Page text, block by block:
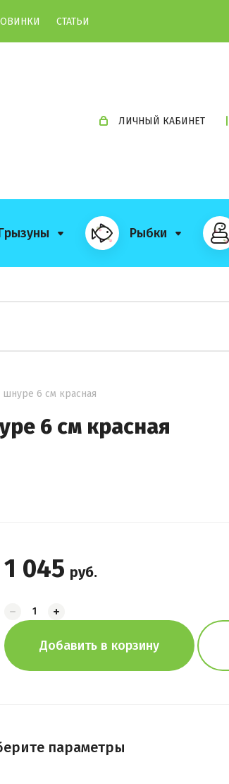
СТАТЬИ
ЛИЧНЫЙ КАБИНЕТ
Рыбки
6 см красная
6 см красная
1 045 руб.
Добавить в корзину
параметры